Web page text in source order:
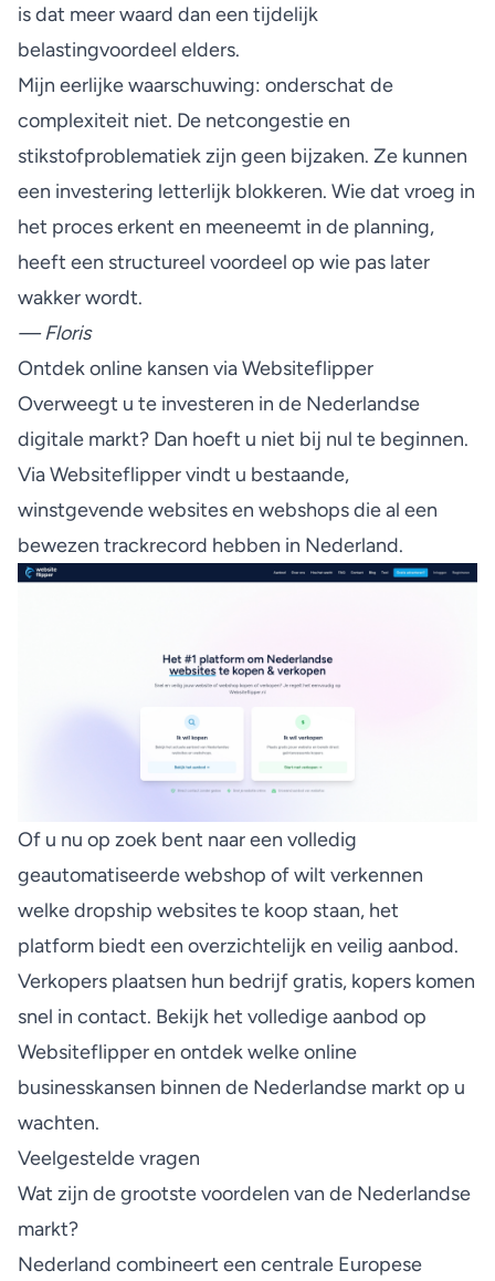
is dat meer waard dan een tijdelijk
belastingvoordeel elders.
Mijn eerlijke waarschuwing: onderschat de
complexiteit niet. De netcongestie en
stikstofproblematiek zijn geen bijzaken. Ze kunnen
een investering letterlijk blokkeren. Wie dat vroeg in
het proces erkent en meeneemt in de planning,
heeft een structureel voordeel op wie pas later
wakker wordt.
— Floris
Ontdek online kansen via Websiteflipper
Overweegt u te investeren in de Nederlandse
digitale markt? Dan hoeft u niet bij nul te beginnen.
Via Websiteflipper vindt u bestaande,
winstgevende websites en webshops die al een
bewezen trackrecord hebben in Nederland.
Of u nu op zoek bent naar een volledig
geautomatiseerde webshop of wilt verkennen
welkedropship websites te koop staan, het
platform biedt een overzichtelijk en veilig aanbod.
Verkopers plaatsen hun bedrijf gratis, kopers komen
snel in contact. Bekijk het volledige aanbod op
Websiteflipperen ontdek welke online
businesskansen binnen de Nederlandse markt op u
wachten.
Veelgestelde vragen
Wat zijn de grootste voordelen van de Nederlandse
markt?
Nederland combineert een centrale Europese